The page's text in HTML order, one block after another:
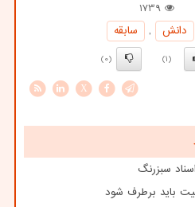
1739
دانش ,
سابقه
(1)
(0)
X
سبزرنگ
باید برطرف شود